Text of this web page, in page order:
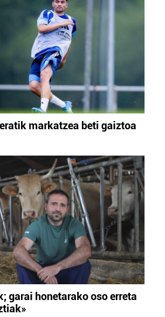
markatzea beti gaiztoa
garai honetarako oso erreta